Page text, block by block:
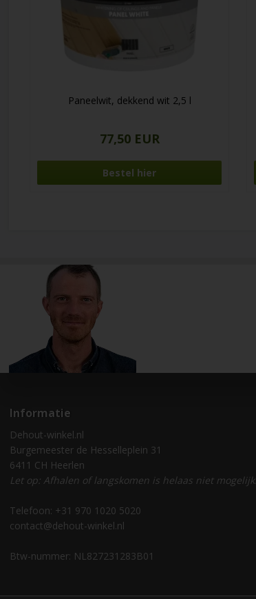
Paneelwit, dekkend wit 2,5 l
77,50 EUR
Bestel hier
Informatie
Dehout-winkel.nl
Burgemeester de Hesselleplein 31
6411 CH Heerlen
Let op: Afhalen of langskomen is helaas niet mogelijk.
Telefoon: +31 970 1020 5020
contact@dehout-winkel.nl
Btw-nummer: NL827231283B01